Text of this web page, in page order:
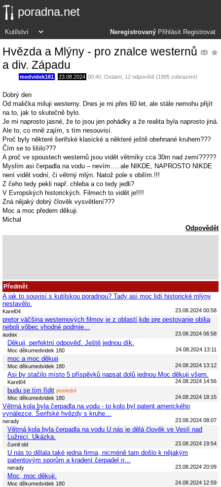
poradna.net
Neregistrovaný Přihlásit Registrovat
Hvězda a Mlýny - pro znalce westernů
a div. Západu
medvidek181 23.08.2024 00:40 Ostatní , 12 odpovědí (1995 zobrazení)
Dobrý den
Od malička miluji westerny. Dnes je mi přes 60 let, ale stále nemohu přijít
na to, jak to skutečně bylo.
Je mi naprosto jasné, že to jsou jen pohádky a že realita byla naprosto jiná.
Ale to, co mně zajím, s tím nesouvisí.
Proč byly některé šerifské klasické a některé ještě obehnané kruhem???
Čím se to lišilo???
A proč ve spoustech westernů jsou vidět větrníky cca 30m nad zemí?????
Myslím asi čerpadla na vodu – nevím…..ale NIKDE, NAPROSTO NIKDE
není vidět vodní, či větrný mlýn. Natož pole s obilím.!!!
Z čeho tedy pekli např. chleba a co tedy jedli?
V Evropských historických. Filmech to vidět je!!!!
Zná nějaký dobrý člověk vysvětlení???
Moc a moc předem děkuji.
Michal
Odpovědět
Předmět
A jak to souvisí s kutilskou poradnou? Tady asi moc lidí historické mlýny
nestavělo.
Karel04 23.08.2024 00:58
pretor väčšina westernových filmov je z oblastí,kde pre pestovanie obilia
neboli vôbec vhodné podmie…
audax 23.08.2024 06:58
Děkuji, perfektní odpověď. Ještě jednou dík.
Moc děkumedvidek 180 24.08.2024 13:11
moc a moc děkuji
Moc děkumedvidek 180 24.08.2024 13:12
Asi by stačilo místo 5 příspěvků napsat dolů jednou Moc děkuji všem.
Karel04 24.08.2024 14:56
budu se tím řídit poslední
Moc děkumedvidek 180
24.08.2024 18:15
Větrná kola byla čerpadla na vodu - to kolo byl patent amerického
vynálezce. Šerifské hvězdy s kruhe…
nerady 23.08.2024 08:07
Větrná kola byla čerpadla na vodu U nás je dělá člověk ve Veslí nad
Lužnicí. Ukázka.
čumil old 23.08.2024 19:54
U nás to dělala také jedna firma, nicméně tam došlo k nějakým
patentovým sporům a kradení čerpadel n…
nerady 23.08.2024 20:09
Moc, moc děkuji.
Moc děkumedvidek 180 24.08.2024 12:59